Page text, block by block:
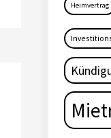
Heimvertrag